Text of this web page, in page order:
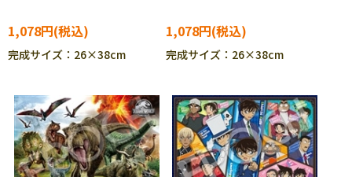
1,078円
完成サイズ：26×38cm
1,078円
完成サイズ：26×38cm